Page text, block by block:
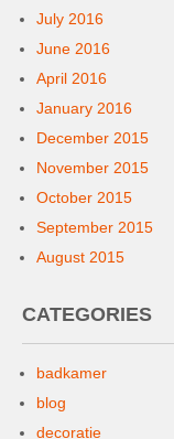
July 2016
June 2016
April 2016
January 2016
December 2015
November 2015
October 2015
September 2015
August 2015
CATEGORIES
badkamer
blog
decoratie